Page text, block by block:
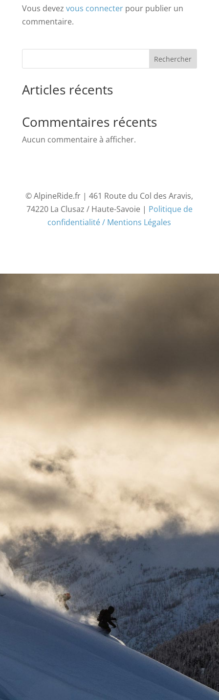
Vous devez vous connecterpour publier un
commentaire.
Rechercher
Articles récents
Commentaires récents
Aucun commentaire à afficher.
© AlpineRide.fr | 461 Route du Col des Aravis,
74220 La Clusaz / Haute-Savoie | Politique de
confidentialité / Mentions Légales